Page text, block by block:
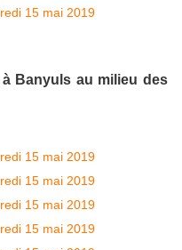
Banyuls au milieu des